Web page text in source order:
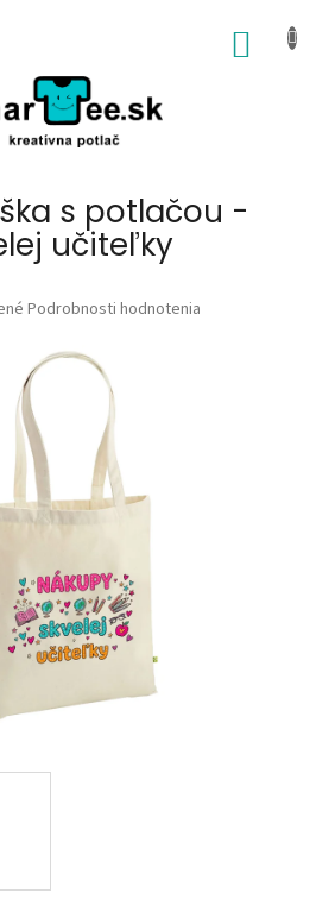
s potlačou -
učiteľky
Podrobnosti hodnotenia